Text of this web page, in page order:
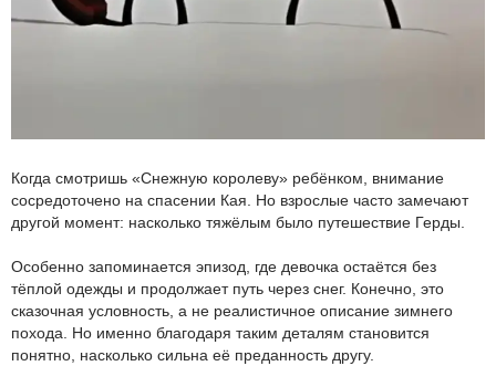
Когда смотришь «Снежную королеву» ребёнком, внимание
сосредоточено на спасении Кая. Но взрослые часто замечают
другой момент: насколько тяжёлым было путешествие Герды.
Особенно запоминается эпизод, где девочка остаётся без
тёплой одежды и продолжает путь через снег. Конечно, это
сказочная условность, а не реалистичное описание зимнего
похода. Но именно благодаря таким деталям становится
понятно, насколько сильна её преданность другу.